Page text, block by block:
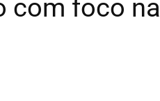
com foco na